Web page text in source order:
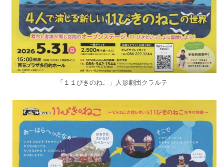
「１１ぴきのねこ」人形劇団クラルテ